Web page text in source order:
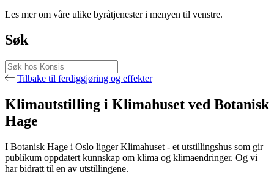
Les mer om våre ulike byråtjenester i menyen til venstre.
Søk
Tilbake til ferdiggjøring og effekter
Klimautstilling i Klimahuset ved Botanisk
Hage
I Botanisk Hage i Oslo ligger Klimahuset - et utstillingshus som gir
publikum oppdatert kunnskap om klima og klimaendringer. Og vi
har bidratt til en av utstillingene.